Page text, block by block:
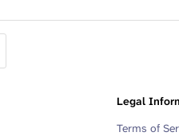
Legal
Terms of